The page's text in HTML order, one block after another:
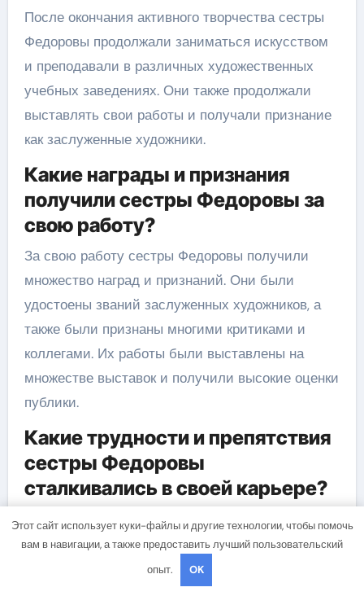
После окончания активного творчества сестры
Федоровы продолжали заниматься искусством
и преподавали в различных художественных
учебных заведениях. Они также продолжали
выставлять свои работы и получали признание
как заслуженные художники.
Какие награды и признания
получили сестры Федоровы за
свою работу?
За свою работу сестры Федоровы получили
множество наград и признаний. Они были
удостоены званий заслуженных художников, а
также были признаны многими критиками и
коллегами. Их работы были выставлены на
множестве выставок и получили высокие оценки
публики.
Какие трудности и препятствия
сестры Федоровы
сталкивались в своей карьере?
Сестры Федоровы сталкивались с различными
трудностями и препятствиями на пути к своей
карьере. В то время их положение как женщин-
художниц было необычным, и они часто
Этот сайт использует куки-файлы и другие технологии, чтобы помочь
вам в навигации, а также предоставить лучший пользовательский
опыт.
OK